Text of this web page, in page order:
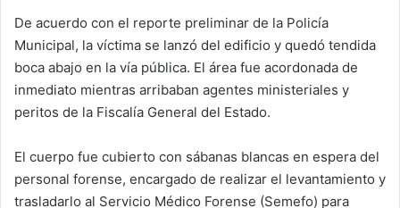
De acuerdo con el reporte preliminar de la Policía
Municipal, la víctima se lanzó del edificio y quedó tendida
boca abajo en la vía pública. El área fue acordonada de
inmediato mientras arribaban agentes ministeriales y
peritos de la Fiscalía General del Estado.
El cuerpo fue cubierto con sábanas blancas en espera del
personal forense, encargado de realizar el levantamiento y
trasladarlo al Servicio Médico Forense (Semefo) para